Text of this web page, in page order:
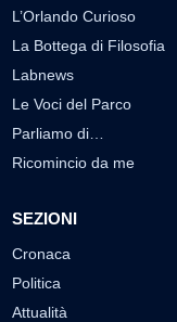
L’Orlando Curioso
La Bottega di Filosofia
Labnews
Le Voci del Parco
Parliamo di…
Ricomincio da me
SEZIONI
Cronaca
Politica
Attualità